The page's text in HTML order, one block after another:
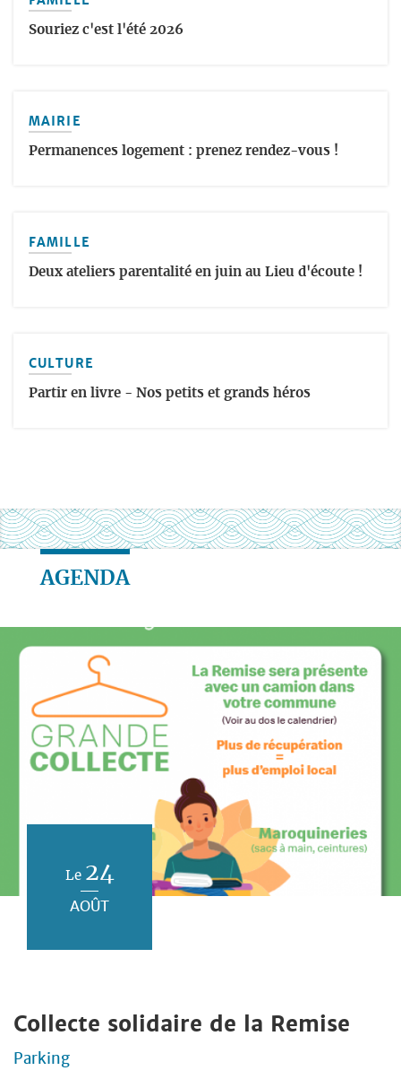
Souriez c'est l'été 2026
MAIRIE
Permanences logement : prenez rendez-vous !
FAMILLE
Deux ateliers parentalité en juin au Lieu d'écoute !
CULTURE
Partir en livre - Nos petits et grands héros
AGENDA
Le 24
AOÛT
Collecte solidaire de la Remise
Parking